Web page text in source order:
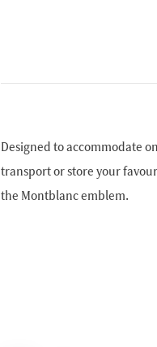
Designed to accommodate
transport or store your
the Montblanc emblem.